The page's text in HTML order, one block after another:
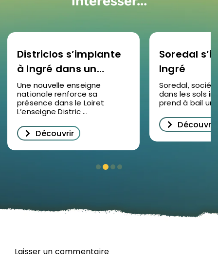
Districlos s’implante
à Ingré dans un
nouveau bâtiment
d’activités
Une nouvelle enseigne
nationale renforce sa
présence dans le Loiret
L’enseigne Distric ...
Découvrir
Soredal
Ingré
Soredal,
dans les sols
prend à bail un
Découvrir
Laisser un commentaire